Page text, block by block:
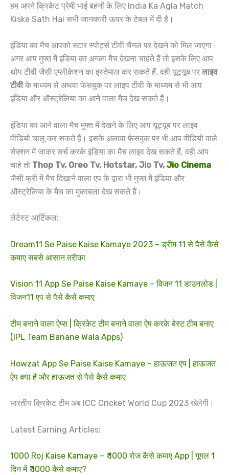
हम अपने क्रिकेट प्रेमी भाई बहनों के लिए India Ka Agla Match
Kiske Sath Hai सभी जानकारी ऊपर के टेबल में दी है।
इंडिया का मैच आपको स्टार स्पोर्ट्स टीवी चैनल पर देखने को मिल जाएगा।
अगर आप मुफ्त में इंडिया का अगला मैच देखना चाहते हैं तो इसके लिए आप
थोप टीवी जैसी एप्लीकेशन का इस्तेमाल कर सकते हैं, वही यूट्यूब पर लाइव
टीवीके माध्यम से अथवा फेसबुक पर लाइव टीवी के माध्यम से भी आप
इंडिया और ऑस्ट्रेलिया का आने वाला मैच देख सकते हैं।
इंडिया का आने वाला मैच मुफ्त में देखने के लिए आप यूट्यूब पर लाइव
वीडियो चालू कर सकते हैं। इसके अलावा फेसबुक पर भी आप वीडियो वाले
सेक्शन में जाकर सर्च करके इंडिया का मैच लाइव देख सकते हैं, वही आप
चाहे तो Thop Tv, Oreo Tv, Hotstar, Jio Tv, Jio Cinema
जैसी फ्री में मैच दिखाने वाला एप के द्वारा भी मुफ्त में इंडिया और
ऑस्ट्रेलिया के मैच का मुकाबला देख सकते हैं।
लेटेस्ट आर्टिकल:
Dream11 Se Paise Kaise Kamaye 2023 – ड्रीम 11 से पैसे कैसे
कमाए सबसे आसान तरीका
Vision 11 App Se Paise Kaise Kamaye – विजन 11 डाउनलोड |
विजन11 एप से पैसे कैसे कमाए
टीम बनाने वाला ऐप्स | क्रिकेट टीम बनाने वाला ऐप करके बेस्ट टीम बनाए
(IPL Team Banane Wala Apps)
Howzat App Se Paise Kaise Kamaye – हाऊजत एप | हाऊजत
ऐप क्या है और हाऊजत से पैसे कैसे कमाए
भारतीय क्रिकेट टीम अब ICC Cricket World Cup 2023 खेलेगी।
Latest Earning Articles:
1000 Roj Kaise Kamaye – ₹ 1000 रोज कैसे कमाए App | गूगल 1
दिन में ₹ 1000 कैसे कमाए?